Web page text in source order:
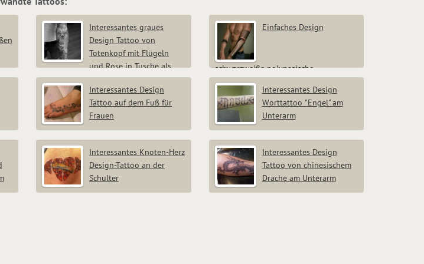
Interessantes graues
Design Tattoo von
Totenkopf mit Flügeln
und Rose in Tusche als
Ärmel gestaltet am Unterarm
Einfaches Design
schwarzweiße polynesische
Verzierungen Tattoo am Ärmel
Interessantes Design
Tattoo auf dem Fuß für
Frauen
Interessantes Design
Worttattoo "Engel" am
Unterarm
Interessantes Knoten-Herz
Design-Tattoo an der
Schulter
Interessantes Design
Tattoo von chinesischem
Drache am Unterarm